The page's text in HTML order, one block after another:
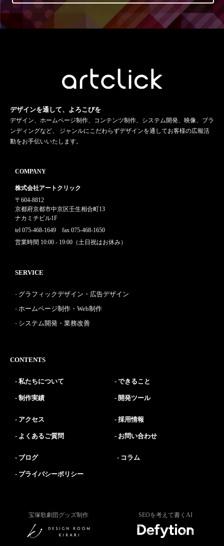
デザインを通して、よろこびを
デザイン、ホームページ制作、コンテンツ制作、システム開発、映像、ブラ
ンディングなど、 ジャンルにこだわらずデザインを通してお客様の広報活
動をお手伝いいたします。
COMPANY
株式会社アートクリック
〒604-8812
京都府京都市中京区壬生相合町13
ナカミチビル1F
tel 075-468-1649 fax 075-468-1650
営業時間 10:00 - 19:00（土日祝はお休み）
SERVICE
グラフィックデザイン・広告デザイン
ホームページ制作・Web制作
システム開発・業務改善
CONTENTS
私たちについて できること
制作実績 開発ツール
アクセス 採用情報
よくあるご質問 お問い合わせ
ブログ コラム
プライバシーポリシー
宝塚歌劇団グッズ制作 SEOを考えて書くAI